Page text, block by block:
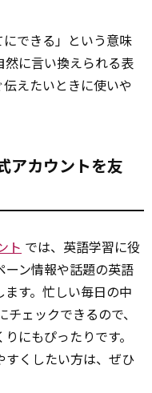
できる」という意味
然に言い換えられる表
えたいときに使いや
アカウントを友
ト では、英語学習に役
ン情報や話題の英語
す。忙しい毎日の中
ェックできるので、
にもぴったりです。
すくしたい方は、ぜひ